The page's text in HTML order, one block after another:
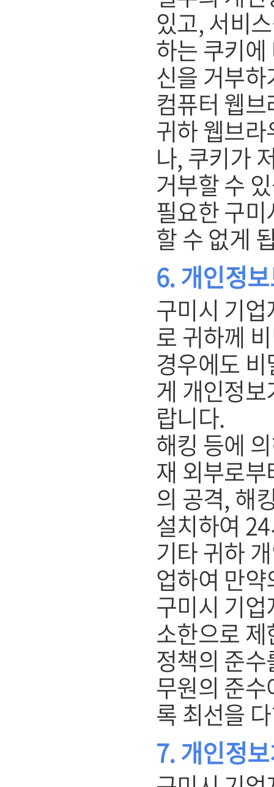
있고, 서비
하는 쿠키
신을 거부
컴퓨터 웹
귀하 웹브
나, 쿠키가
거부할 수
필요한 구
할 수 없게
6. 개인정
구미시 기
로 귀하께
경우에도
게 개인정
랍니다.
해킹 등에
재 외부로
의 공격, 해
설치하여
기타 귀하
업하여 만
구미시 기
소한으로
정책의 준
무원의 준
록 최선을
7. 개인정